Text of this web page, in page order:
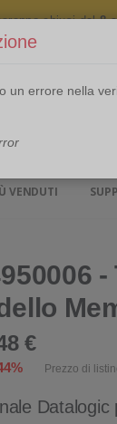
chiusi dal8
VENDUTI
€
Prezzo di
un errore nella